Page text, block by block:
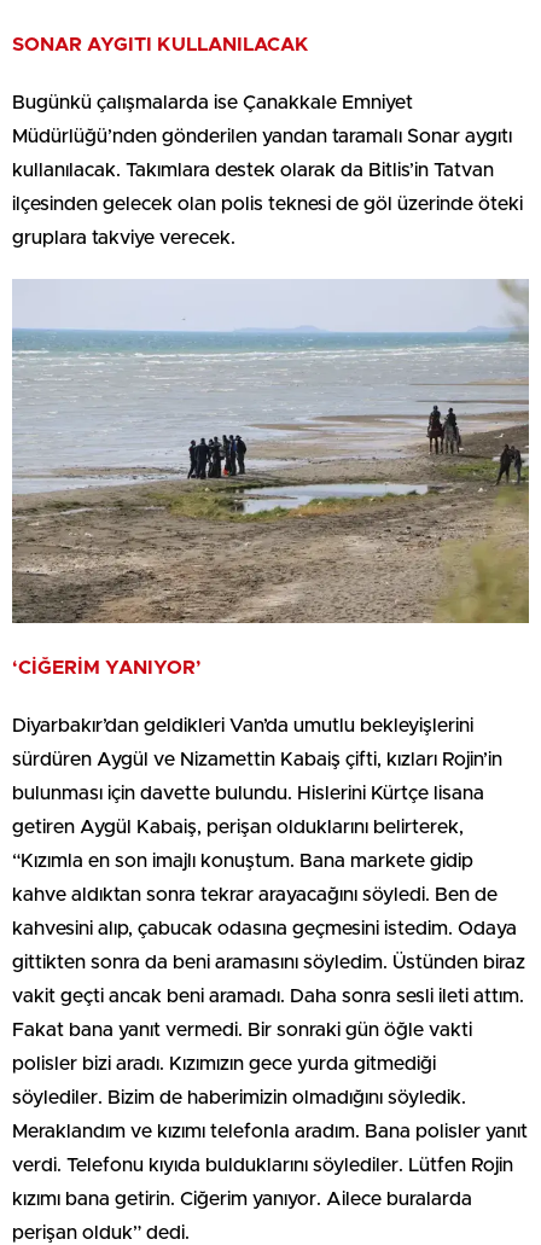
SONAR AYGITI KULLANILACAK
Bugünkü çalışmalarda ise Çanakkale Emniyet
Müdürlüğü’nden gönderilen yandan taramalı Sonar aygıtı
kullanılacak. Takımlara destek olarak da Bitlis’in Tatvan
ilçesinden gelecek olan polis teknesi de göl üzerinde öteki
gruplara takviye verecek.
‘CİĞERİM YANIYOR’
Diyarbakır’dan geldikleri Van’da umutlu bekleyişlerini
sürdüren Aygül ve Nizamettin Kabaiş çifti, kızları Rojin’in
bulunması için davette bulundu. Hislerini Kürtçe lisana
getiren Aygül Kabaiş, perişan olduklarını belirterek,
“Kızımla en son imajlı konuştum. Bana markete gidip
kahve aldıktan sonra tekrar arayacağını söyledi. Ben de
kahvesini alıp, çabucak odasına geçmesini istedim. Odaya
gittikten sonra da beni aramasını söyledim. Üstünden biraz
vakit geçti ancak beni aramadı. Daha sonra sesli ileti attım.
Fakat bana yanıt vermedi. Bir sonraki gün öğle vakti
polisler bizi aradı. Kızımızın gece yurda gitmediği
söylediler. Bizim de haberimizin olmadığını söyledik.
Meraklandım ve kızımı telefonla aradım. Bana polisler yanıt
verdi. Telefonu kıyıda bulduklarını söylediler. Lütfen Rojin
kızımı bana getirin. Ciğerim yanıyor. Ailece buralarda
perişan olduk” dedi.